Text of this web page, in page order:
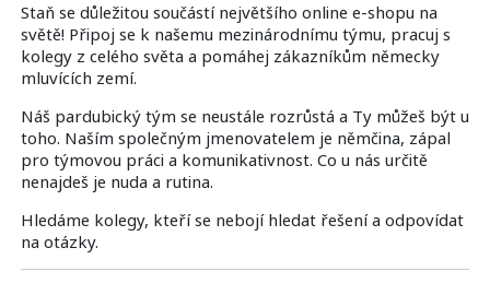
Staň se důležitou součástí největšího online e-shopu na
světě! Připoj se k našemu mezinárodnímu týmu, pracuj s
kolegy z celého světa a pomáhej zákazníkům německy
mluvících zemí.
Náš pardubický tým se neustále rozrůstá a Ty můžeš být u
toho. Naším společným jmenovatelem je němčina, zápal
pro týmovou práci a komunikativnost. Co u nás určitě
nenajdeš je nuda a rutina.
Hledáme kolegy, kteří se nebojí hledat řešení a odpovídat
na otázky.